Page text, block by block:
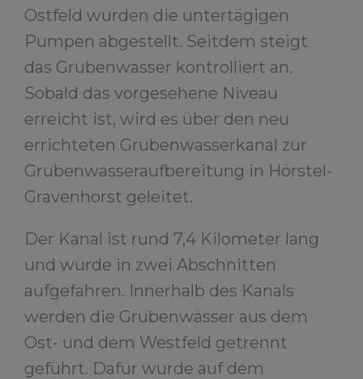
Ostfeld wurden die untertägigen
Pumpen abgestellt. Seitdem steigt
das Grubenwasser kontrolliert an.
Sobald das vorgesehene Niveau
erreicht ist, wird es über den neu
errichteten Grubenwasserkanal zur
Grubenwasseraufbereitung in Hörstel-
Gravenhorst geleitet.
Der Kanal ist rund 7,4 Kilometer lang
und wurde in zwei Abschnitten
aufgefahren. Innerhalb des Kanals
werden die Grubenwässer aus dem
Ost- und dem Westfeld getrennt
geführt. Dafür wurde auf dem